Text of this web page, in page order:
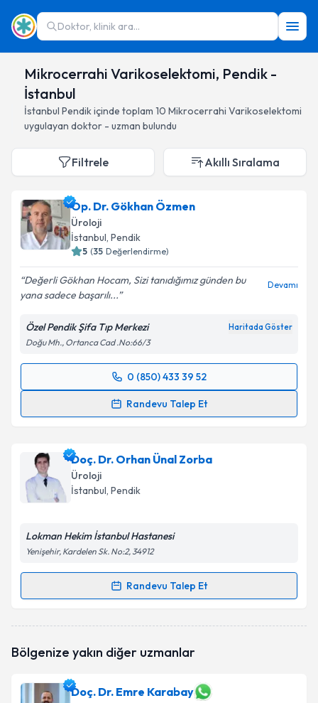
Doktor, klinik ara...
Mikrocerrahi Varikoselektomi, Pendik -
İstanbul
İstanbul Pendikiçinde toplam 10 Mikrocerrahi Varikoselektomi
uygulayan doktor - uzman bulundu
Filtrele Akıllı Sıralama
Op. Dr. Gökhan Özmen
Üroloji
İstanbul, Pendik
5 (35 Değerlendirme)
Değerli Gökhan Hocam, Sizi tanıdığımız günden bu
yana sadece başarılı...
Devamı
Özel Pendik Şifa Tıp Merkezi Haritada Göster
Doğu Mh., Ortanca Cad .No:66/3
0 (850) 433 39 52
Randevu Talep Et
Randevu Takvimi Talebi
takvim hazırlandığında e-posta ile bilgilendireceğiz.
E-posta Adresiniz
Kişisel verilerimin işlenmesine ilişkin
Metni'ni okudum ve kişisel verilerimin belirtilen
kapsamda işlenmesini kabul ediyorum.
Takvim Talebini Gönder
Doç. Dr. Orhan Ünal Zorba
Üroloji
İstanbul, Pendik
Lokman Hekim İstanbul Hastanesi
Yenişehir, Kardelen Sk. No:2, 34912
Randevu Talep Et
Randevu Takvimi Talebi
talebi oluşturun. Size bu uzmandan randevu almanız
bilgilendireceğiz.
Bölgenize yakın diğer uzmanlar
Doç. Dr. Emre Karabay